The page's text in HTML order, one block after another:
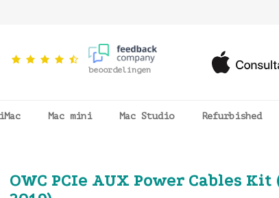
beoordelingen
iMac Mac mini Mac Studio Refurbished
OWC PCIe AUX Power Cables Kit